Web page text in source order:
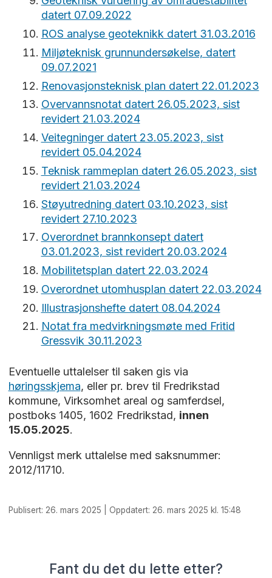
datert 07.09.2022
ROS analyse geoteknikk datert 31.03.2016
Miljøteknisk grunnundersøkelse, datert
09.07.2021
Renovasjonsteknisk plan datert 22.01.2023
Overvannsnotat datert 26.05.2023, sist
revidert 21.03.2024
Veitegninger datert 23.05.2023, sist
revidert 05.04.2024
Teknisk rammeplan datert 26.05.2023, sist
revidert 21.03.2024
Støyutredning datert 03.10.2023, sist
revidert 27.10.2023
Overordnet brannkonsept datert
03.01.2023, sist revidert 20.03.2024
Mobilitetsplan datert 22.03.2024
Overordnet utomhusplan datert 22.03.2024
Illustrasjonshefte datert 08.04.2024
Notat fra medvirkningsmøte med Fritid
Gressvik 30.11.2023
Eventuelle uttalelser til saken gis via
høringsskjema, eller pr. brev til Fredrikstad
kommune, Virksomhet areal og samferdsel,
postboks 1405, 1602 Fredrikstad, innen
15.05.2025.
Vennligst merk uttalelse med saksnummer:
2012/11710.
Publisert: 26. mars 2025 | Oppdatert: 26. mars 2025 kl. 15:48
Fant du det du lette etter?